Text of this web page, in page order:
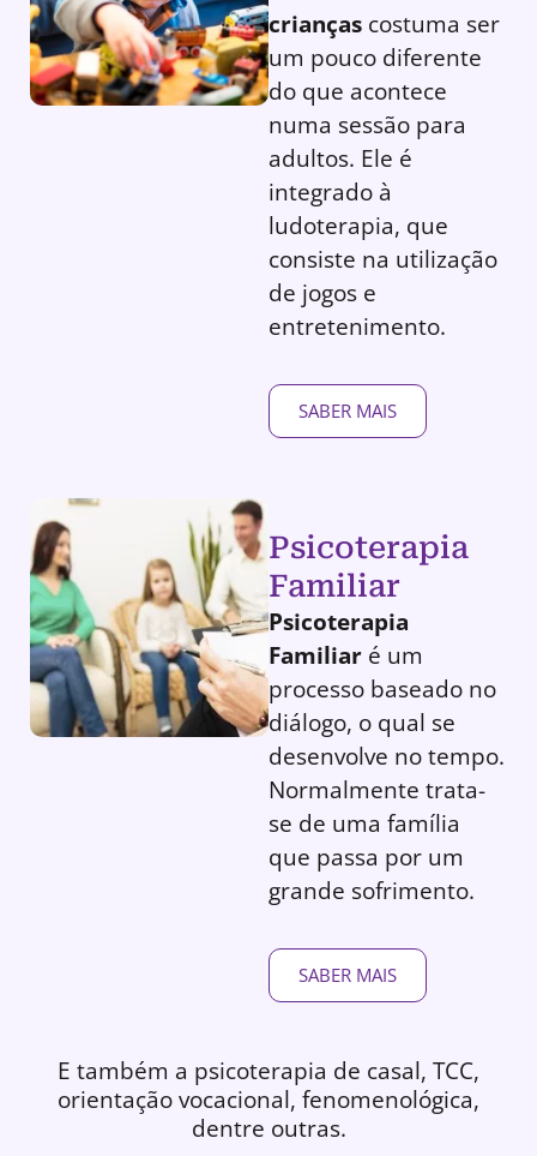
crianças costuma ser
um pouco diferente
do que acontece
numa sessão para
adultos. Ele é
integrado à
ludoterapia, que
consiste na utilização
de jogos e
entretenimento.
SABER MAIS
Psicoterapia
Familiar
Psicoterapia
Familiar é um
processo baseado no
diálogo, o qual se
desenvolve no tempo.
Normalmente trata-
se de uma família
que passa por um
grande sofrimento.
SABER MAIS
E também a psicoterapia de casal, TCC,
orientação vocacional, fenomenológica,
dentre outras.